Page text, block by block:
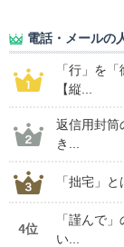
電話・メールの
「行」を
【縦...
返信用封筒
き...
「拙宅」
4位
「謹んで
い...